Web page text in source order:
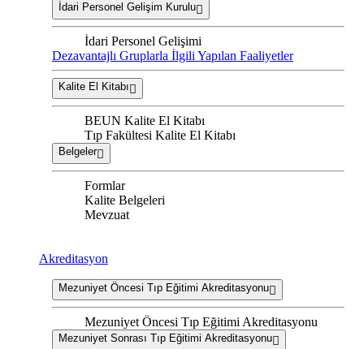
İdari Personel Gelişim Kurulu
İdari Personel Gelişimi
Dezavantajlı Gruplarla İlgili Yapılan Faaliyetler
Kalite El Kitabı
BEUN Kalite El Kitabı
Tıp Fakültesi Kalite El Kitabı
Belgeler
Formlar
Kalite Belgeleri
Mevzuat
Akreditasyon
Mezuniyet Öncesi Tıp Eğitimi Akreditasyonu
Mezuniyet Öncesi Tıp Eğitimi Akreditasyonu
Mezuniyet Sonrası Tıp Eğitimi Akreditasyonu